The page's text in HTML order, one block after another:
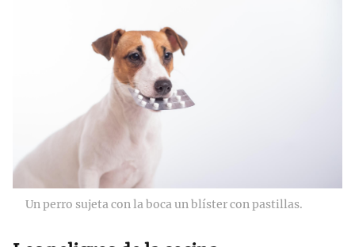
Un perro sujeta con la boca un blíster con pastillas.